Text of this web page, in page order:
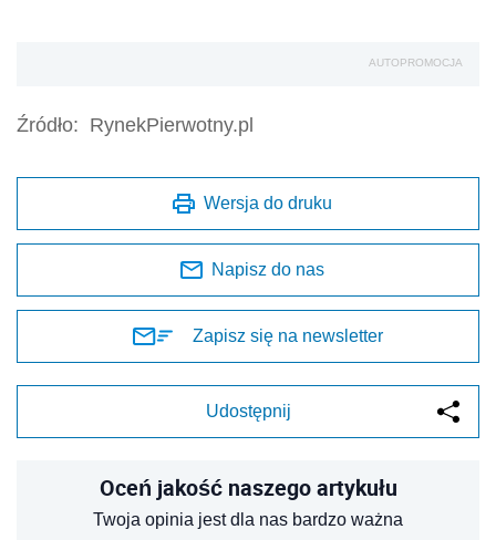
AUTOPROMOCJA
Źródło: RynekPierwotny.pl
Wersja do druku
Napisz do nas
Zapisz się na newsletter
Udostępnij
Oceń jakość naszego artykułu
Twoja opinia jest dla nas bardzo ważna